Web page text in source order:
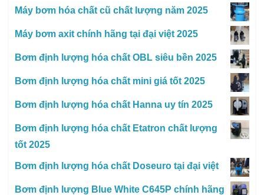
Máy bơm hóa chất cũ chất lượng năm 2025
Máy bơm axit chính hãng tại đại việt 2025
Bơm định lượng hóa chất OBL siêu bền 2025
Bơm định lượng hóa chất mini giá tốt 2025
Bơm định lượng hóa chất Hanna uy tín 2025
Bơm định lượng hóa chất Etatron chất lượng
tốt 2025
Bơm định lượng hóa chất Doseuro tại đại việt
Bơm định lượng Blue White C645P chính hãng